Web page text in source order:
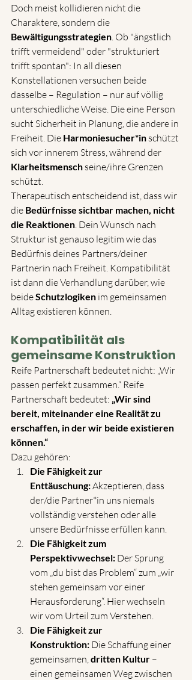
Doch meist kollidieren nicht die
Charaktere, sondern die
Bewältigungsstrategien . Ob "ängstlich
trifft vermeidend" oder "strukturiert
trifft spontan": In all diesen
Konstellationen versuchen beide
dasselbe – Regulation – nur auf völlig
unterschiedliche Weise. Die eine Person
sucht Sicherheit in Planung, die andere in
Freiheit. Die Harmoniesucher*in schützt
sich vor innerem Stress, während der
Klarheitsmensch seine/ihre Grenzen
schützt.
Therapeutisch entscheidend ist, dass wir
die Bedürfnisse sichtbar machen, nicht
die Reaktionen . Dein Wunsch nach
Struktur ist genauso legitim wie das
Bedürfnis deines Partners/deiner
Partnerin nach Freiheit. Kompatibilität
ist dann die Verhandlung darüber, wie
beide Schutzlogiken im gemeinsamen
Alltag existieren können.
Kompatibilität als
gemeinsame Konstruktion
Reife Partnerschaft bedeutet nicht: „Wir
passen perfekt zusammen.“ Reife
Partnerschaft bedeutet: „Wir sind
bereit, miteinander eine Realität zu
erschaffen, in der wir beide existieren
können.“
Dazu gehören:
Die Fähigkeit zur
Enttäuschung: Akzeptieren, dass
der/die Partner*in uns niemals
vollständig verstehen oder alle
unsere Bedürfnisse erfüllen kann.
Die Fähigkeit zum
Perspektivwechsel: Der Sprung
vom „du bist das Problem“ zum „wir
stehen gemeinsam vor einer
Herausforderung“. Hier wechseln
wir vom Urteil zum Verstehen.
Die Fähigkeit zur
Konstruktion: Die Schaffung einer
gemeinsamen, dritten Kultur –
einen gemeinsamen Weg zwischen